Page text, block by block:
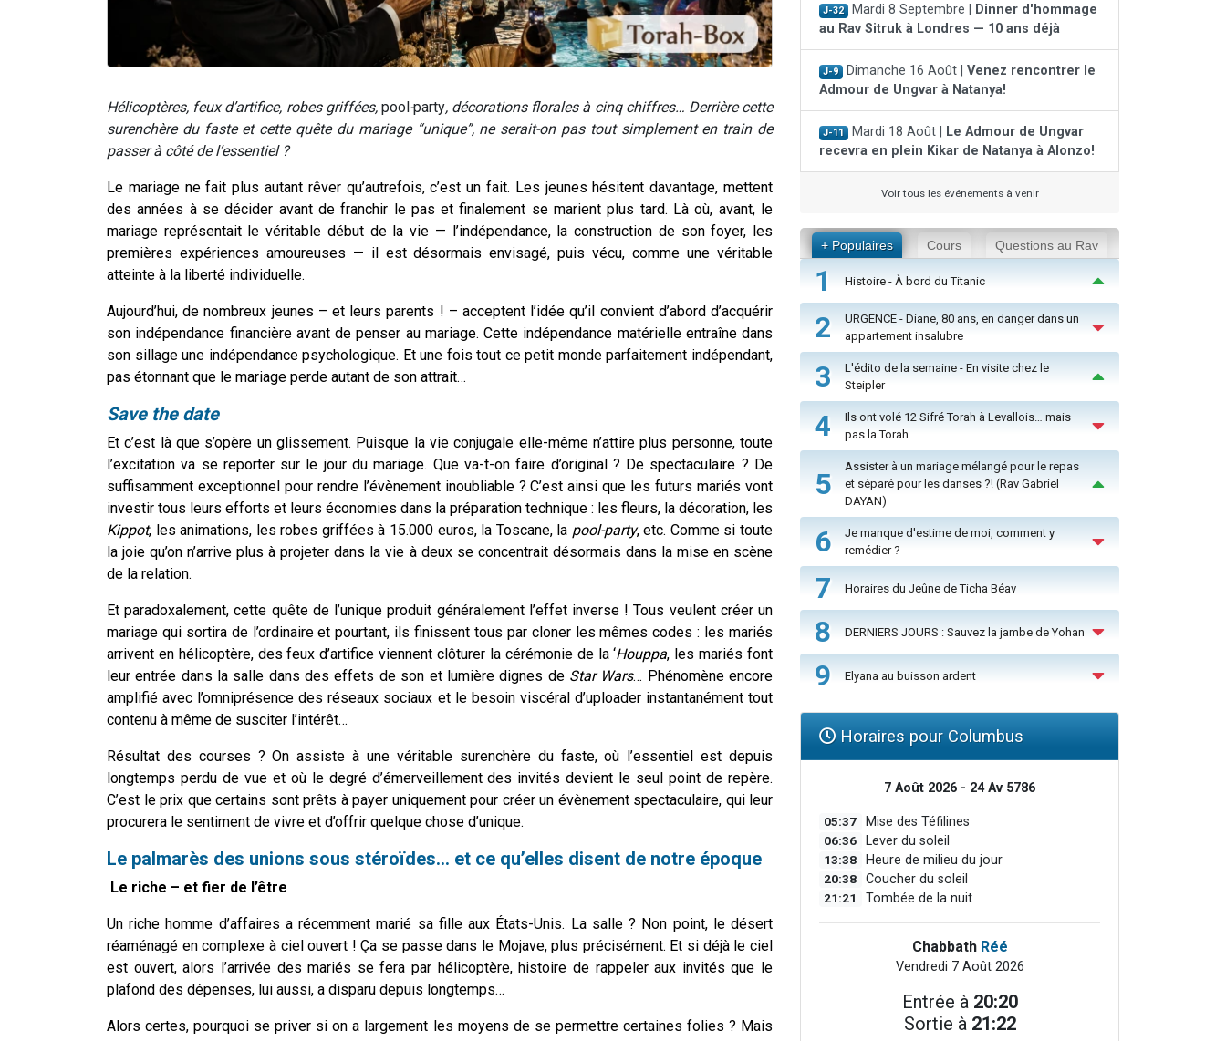
Hélicoptères, feux d’artifice, robes griffées, pool -party, décorations florales à cinq chiffres… Derrière cette
surenchère du faste et cette quête du mariage “unique”, ne serait-on pas tout simplement en train de
passer à côté de l’essentiel ?
Le mariage ne fait plus autant rêver qu’autrefois, c’est un fait. Les jeunes hésitent davantage, mettent
des années à se décider avant de franchir le pas et finalement se marient plus tard. Là où, avant, le
mariage représentait le véritable début de la vie — l’indépendance, la construction de son foyer, les
premières expériences amoureuses — il est désormais envisagé, puis vécu, comme une véritable
atteinte à la liberté individuelle.
Aujourd’hui, de nombreux jeunes – et leurs parents ! – acceptent l’idée qu’il convient d’abord d’acquérir
son indépendance financière avant de penser au mariage. Cette indépendance matérielle entraîne dans
son sillage une indépendance psychologique. Et une fois tout ce petit monde parfaitement indépendant,
pas étonnant que le mariage perde autant de son attrait…
Save the date
Et c’est là que s’opère un glissement. Puisque la vie conjugale elle-même n’attire plus personne, toute
l’excitation va se reporter sur le jour du mariage. Que va-t-on faire d’original ? De spectaculaire ? De
suffisamment exceptionnel pour rendre l’évènement inoubliable ? C’est ainsi que les futurs mariés vont
investir tous leurs efforts et leurs économies dans la préparation technique : les fleurs, la décoration, les
Kippot, les animations, les robes griffées à 15.000 euros, la Toscane, la pool-party, etc. Comme si toute
la joie qu’on n’arrive plus à projeter dans la vie à deux se concentrait désormais dans la mise en scène
de la relation.
Et paradoxalement, cette quête de l’unique produit généralement l’effet inverse !Tous veulent créer un
mariage qui sortira de l’ordinaire et pourtant, ils finissent tous par cloner les mêmes codes : les mariés
arrivent en hélicoptère, des feux d’artifice viennent clôturer la cérémonie de la ‘Houppa, les mariés font
leur entrée dans la salle dans des effets de son et lumière dignes de Star Wars… Phénomène encore
amplifié avec l’omniprésence des réseaux sociaux et le besoin viscéral d’uploader instantanément tout
contenu à même de susciter l’intérêt…
Résultat des courses ? On assiste à une véritable surenchère du faste, où l’essentiel est depuis
longtemps perdu de vue et où le degré d’émerveillement des invités devient le seul point de repère.
C’est le prix que certains sont prêts à payer uniquement pour créer un évènement spectaculaire, qui leur
procurera le sentiment de vivre et d’offrir quelque chose d’unique.
Le palmarès des unions sous stéroïdes… et ce qu’elles disent de notre époque
Le riche – et fier de l’être
Un riche homme d’affaires a récemment marié sa fille aux États-Unis. La salle ? Non point, le désert
réaménagé en complexe à ciel ouvert ! Ça se passe dans le Mojave, plus précisément. Et si déjà le ciel
est ouvert, alors l’arrivée des mariés se fera par hélicoptère, histoire de rappeler aux invités que le
plafond des dépenses, lui aussi, a disparu depuis longtemps…
Alors certes, pourquoi se priver si on a largement les moyens de se permettre certaines folies ? Mais
J-32 Mardi 8 Septembre |
Dinner d'hommage
au Rav Sitruk à Londres — 10 ans déjà
J-9 Dimanche 16 Août | Venez rencontrer le
Admour de Ungvar à Natanya!
J-11 Mardi 18 Août |
Le Admour de Ungvar
recevra en plein Kikar de Natanya à Alonzo!
Voir tous les événements à venir
+ Populaires Cours Questions au Rav
1 Histoire - À bord du Titanic
2
URGENCE - Diane, 80 ans, en danger dans un
appartement insalubre
3
L'édito de la semaine - En visite chez le
Steipler
4
Ils ont volé 12 Sifré Torah à Levallois… mais
pas la Torah
5
Assister à un mariage mélangé pour le repas
et séparé pour les danses ?! (Rav Gabriel
DAYAN)
6
Je manque d'estime de moi, comment y
remédier ?
7 Horaires du Jeûne de Ticha Béav
8 DERNIERS JOURS : Sauvez la jambe de Yohan
9 Elyana au buisson ardent
Horaires pour Columbus
7 Août 2026 - 24 Av 5786
05:37 Mise des Téfilines
06:36 Lever du soleil
13:38 Heure de milieu du jour
20:38 Coucher du soleil
21:21 Tombée de la nuit
Chabbath Réé
Vendredi 7 Août 2026
Entrée à 20:20
Sortie à 21:22